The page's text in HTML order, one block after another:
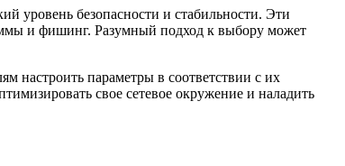
уровень безопасности и стабильности. Эти
и фишинг. Разумный подход к выбору может
настроить параметры в соответствии с их
свое сетевое окружение и наладить